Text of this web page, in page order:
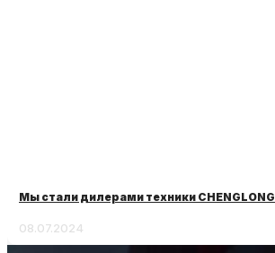
Мы стали дилерами техники CHENGLONG
08.07.2024